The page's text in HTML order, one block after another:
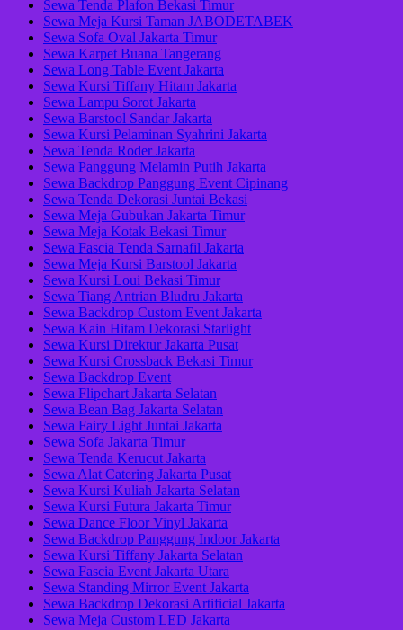
Sewa Tenda Plafon Bekasi Timur
Sewa Meja Kursi Taman JABODETABEK
Sewa Sofa Oval Jakarta Timur
Sewa Karpet Buana Tangerang
Sewa Long Table Event Jakarta
Sewa Kursi Tiffany Hitam Jakarta
Sewa Lampu Sorot Jakarta
Sewa Barstool Sandar Jakarta
Sewa Kursi Pelaminan Syahrini Jakarta
Sewa Tenda Roder Jakarta
Sewa Panggung Melamin Putih Jakarta
Sewa Backdrop Panggung Event Cipinang
Sewa Tenda Dekorasi Juntai Bekasi
Sewa Meja Gubukan Jakarta Timur
Sewa Meja Kotak Bekasi Timur
Sewa Fascia Tenda Sarnafil Jakarta
Sewa Meja Kursi Barstool Jakarta
Sewa Kursi Loui Bekasi Timur
Sewa Tiang Antrian Bludru Jakarta
Sewa Backdrop Custom Event Jakarta
Sewa Kain Hitam Dekorasi Starlight
Sewa Kursi Direktur Jakarta Pusat
Sewa Kursi Crossback Bekasi Timur
Sewa Backdrop Event
Sewa Flipchart Jakarta Selatan
Sewa Bean Bag Jakarta Selatan
Sewa Fairy Light Juntai Jakarta
Sewa Sofa Jakarta Timur
Sewa Tenda Kerucut Jakarta
Sewa Alat Catering Jakarta Pusat
Sewa Kursi Kuliah Jakarta Selatan
Sewa Kursi Futura Jakarta Timur
Sewa Dance Floor Vinyl Jakarta
Sewa Backdrop Panggung Indoor Jakarta
Sewa Kursi Tiffany Jakarta Selatan
Sewa Fascia Event Jakarta Utara
Sewa Standing Mirror Event Jakarta
Sewa Backdrop Dekorasi Artificial Jakarta
Sewa Meja Custom LED Jakarta